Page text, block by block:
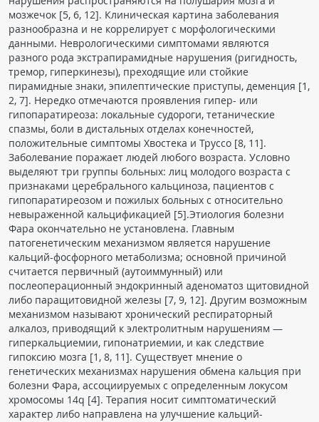
Видео
Журнал "Лучевая диагностика и терапия"
КНИЖНЫЙ МАГАЗИН
ПАЦИЕНТАМ
Где пройти обследование
Компьютерная томография (КТ)
Магнитно-резонансная томография (МРТ)
Спросить врача
ПОМОЩЬ
мозжечок [5, 6, 12]. Клиническая картина заболевания
разнообразна и не коррелирует с морфологическими
данными. Неврологическими симптомами являются
разного рода экстрапирамидные нарушения (ригидность,
тремор, гиперкинезы), преходящие или стойкие
пирамидные знаки, эпилептические приступы, деменция [1,
2, 7]. Нередко отмечаются проявления гипер- или
гипопаратиреоза: локальные судороги, тетанические
спазмы, боли в дистальных отделах конечностей,
положительные симптомы Хвостека и Труссо [8, 11].
Заболевание поражает людей любого возраста. Условно
выделяют три группы больных: лиц молодого возраста с
признаками церебрального кальциноза, пациентов с
гипопаратиреозом и пожилых больных с относительно
невыраженной кальцификацией [5].Этиология болезни
Фара окончательно не установлена. Главным
патогенетическим механизмом является нарушение
кальций-фосфорного метаболизма; основной причиной
считается первичный (аутоиммунный) или
послеоперационный эндокринный аденоматоз щитовидной
либо паращитовидной железы [7, 9, 12]. Другим возможным
механизмом называют хронический респираторный
алкалоз, приводящий к электролитным нарушениям —
гиперкальциемии, гипонатриемии, и как следствие
гипоксию мозга [1, 8, 11]. Существует мнение о
генетических механизмах нарушения обмена кальция при
болезни Фара, ассоциируемых с определенным локусом
хромосомы 14q [4]. Терапия носит симптоматический
характер либо направлена на улучшение кальций-